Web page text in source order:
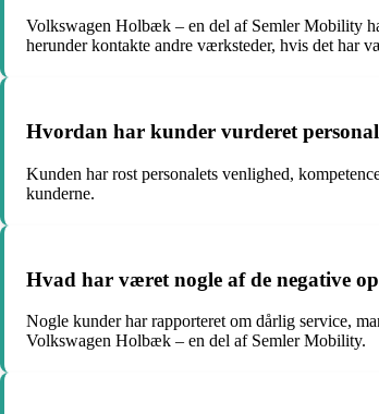
Volkswagen Holbæk – en del af Semler Mobility
herunder kontakte andre værksteder, hvis det har
Hvordan har kunder vurderet
Kunden har rost personalets venlighed,
kunderne.
Hvad har været nogle af de negative
Nogle kunder har rapporteret om dårlig service,
Volkswagen Holbæk – en del af Semler Mobility.